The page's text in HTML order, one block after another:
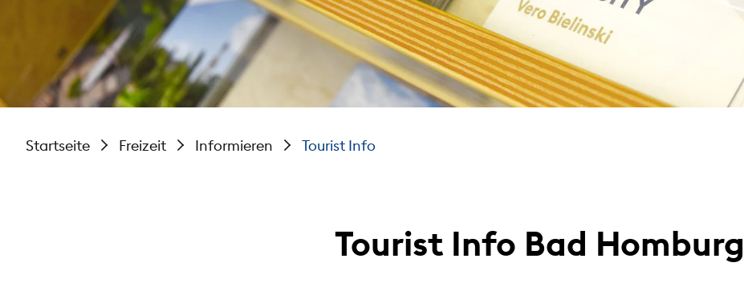
Startseite Freizeit Informieren Tourist Info
Tourist Info Bad Homburg